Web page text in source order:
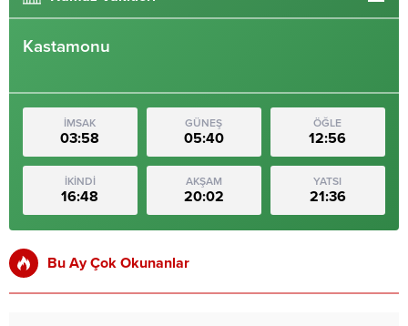
Kastamonu
İMSAK
03:58
GÜNEŞ
05:40
ÖĞLE
12:56
İKİNDİ
16:48
AKŞAM
20:02
YATSI
21:36
Bu Ay Çok Okunanlar